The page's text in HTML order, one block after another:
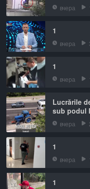
вчера
1
вчера
1
вчера
Lucrările
sub podul
вчера
1
вчера
1